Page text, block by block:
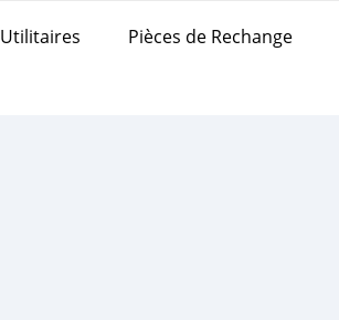
Utilitaires Pièces de Rechange